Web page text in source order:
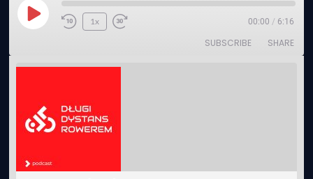
Play
1x 00:00 / 6:16
SUBSCRIBE SHARE